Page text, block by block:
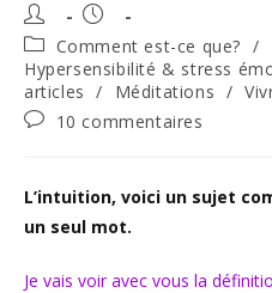
Auteur/autrice
de
la
publication :
Publication
publiée :
Post
category:
Comment est-ce que? /
Hypersensibilité & stress
articles
/ Méditations /
Commentaires
publication :
10 commentaires
L’intuition, voici un sujet
un seul mot.
Je vais voir avec vous la